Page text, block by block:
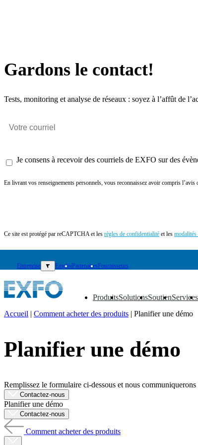
Gardons le contact!
Tests, monitoring et analyse de réseaux : soyez à l’affût de
Je consens à recevoir des courriels de EXFO sur des
En livrant vos renseignements personnels, vous reconnaissez avoir compris l’avis
Ce site est protégé par reCAPTCHA et les règles de confidentialité et les modalités
Entreprise ▼ EmploiPartenairesFournisseurs
Produits
▼ Solutions
▼ Soutien
▼ Services
▼
Produits
Solutions
Acheter
Ressources
Contactez-
nous
S'enregistrer
Se
Accueil | Comment acheter des produits | Planifier une démo
Planifier une démo
Remplissez le formulaire ci-dessous et nous
Contactez-nous
Planifier une démo
Contactez-nous
Comment acheter des produits